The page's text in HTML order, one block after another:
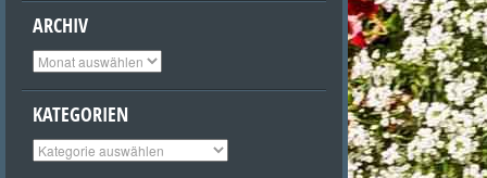
ARCHIV
Archiv
KATEGORIEN
Kategorien